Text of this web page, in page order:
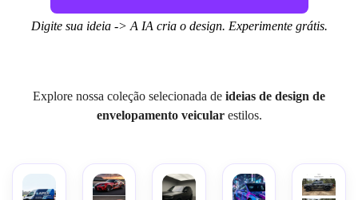
Digite sua ideia -> A IA cria o design. Experimente grátis.
Explore nossa coleção selecionada de ideias de design de
envelopamento veicularestilos.